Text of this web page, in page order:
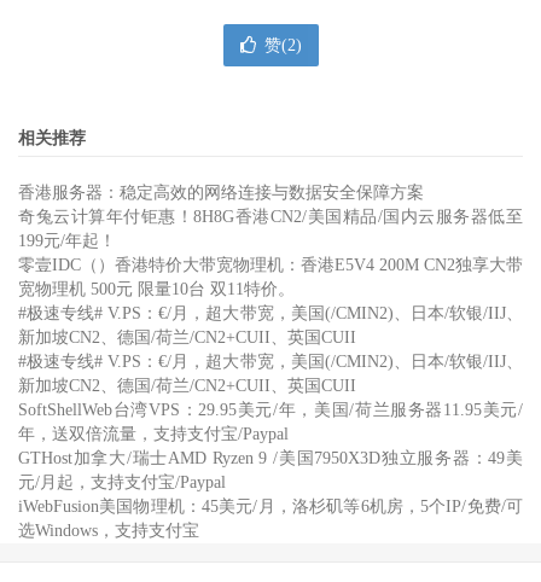
赞(2)
相关推荐
香港服务器：稳定高效的网络连接与数据安全保障方案
奇兔云计算年付钜惠！8H8G香港CN2/美国精品/国内云服务器低至
199元/年起！
零壹IDC（）香港特价大带宽物理机：香港E5V4 200M CN2独享大带
宽物理机 500元 限量10台 双11特价。
#极速专线# V.PS：€/月，超大带宽，美国(/CMIN2)、日本/软银/IIJ、
新加坡CN2、德国/荷兰/CN2+CUII、英国CUII
#极速专线# V.PS：€/月，超大带宽，美国(/CMIN2)、日本/软银/IIJ、
新加坡CN2、德国/荷兰/CN2+CUII、英国CUII
SoftShellWeb台湾VPS：29.95美元/年，美国/荷兰服务器11.95美元/
年，送双倍流量，支持支付宝/Paypal
GTHost加拿大/瑞士AMD Ryzen 9 /美国7950X3D独立服务器：49美
元/月起，支持支付宝/Paypal
iWebFusion美国物理机：45美元/月，洛杉矶等6机房，5个IP/免费/可
选Windows，支持支付宝